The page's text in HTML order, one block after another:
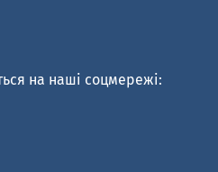
на наші соцмережі: